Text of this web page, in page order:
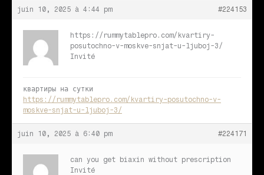
juin 10, 2025 à 4:44 pm #224153
https://rummytablepro.com/kvartiry-
posutochno-v-moskve-snjat-u-ljuboj-3/
Invité
квартиры на сутки
https://rummytablepro.com/kvartiry-posutochno-v-
moskve-snjat-u-ljuboj-3/
juin 10, 2025 à 6:40 pm #224171
can you get biaxin without prescription
Invité